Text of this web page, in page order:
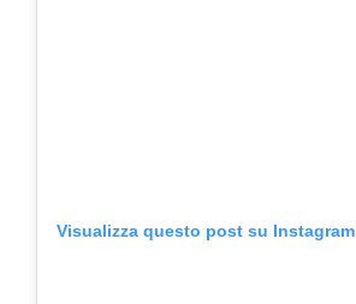
Visualizza questo post su Instagram